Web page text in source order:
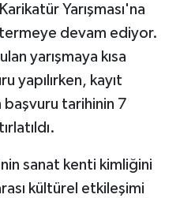
Yarışması'na
devam ediyor.
yarışmaya kısa
yapılırken, kayıt
tarihinin 7
sanat kenti kimliğini
kültürel etkileşimi